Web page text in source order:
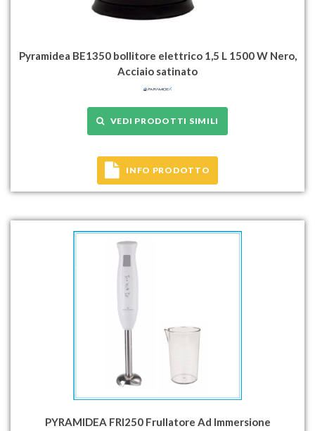
Pyramidea BE1350 bollitore elettrico 1,5 L 1500 W Nero,
Acciaio satinato
VEDI PRODOTTI SIMILI
INFO PRODOTTO
PYRAMIDEA FRI250 Frullatore Ad Immersione